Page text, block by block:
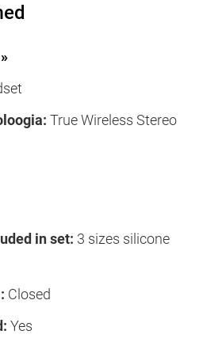
True Wireless Stereo
in set: 3 sizes silicone
Closed
Yes